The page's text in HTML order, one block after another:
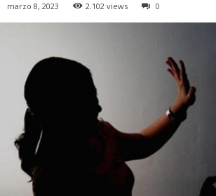
marzo 8, 2023 2.102 views 0